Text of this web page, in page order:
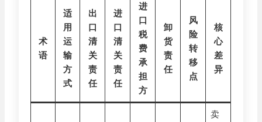
术
语
适
用
运
输
方
式
出
口
清
关
责
任
进
口
清
关
责
任
进
口
税
费
承
担
方
卸
货
责
任
风
险
转
移
点
核
心
差
异
卖